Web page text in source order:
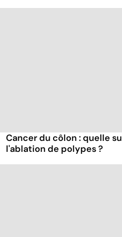
Cancer du côlon : quelle
l'ablation de polypes ?